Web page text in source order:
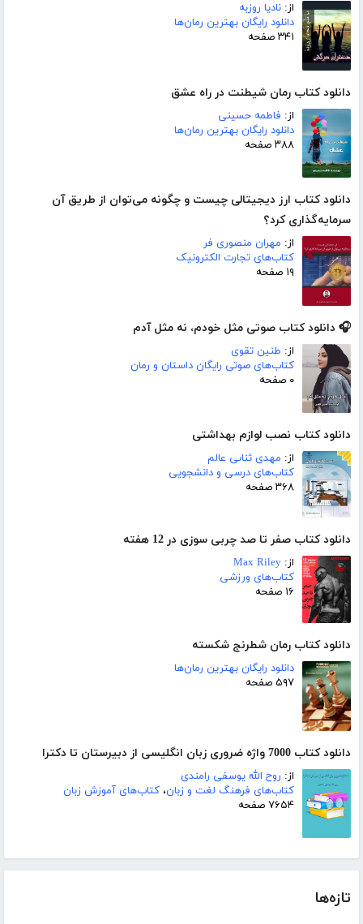
از: نادیا روزبه
دانلود رایگان بهترین رمان‌ها
۳۴۱ صفحه
دانلود کتاب رمان شیطنت در راه عشق
از: فاطمه حسینی
دانلود رایگان بهترین رمان‌ها
۳۸۸ صفحه
دانلود کتاب ارز دیجیتالی چیست و چگونه می‌توان از طریق آن
سرمایه‌گذاری کرد؟
از: مهران منصوری فر
کتاب‌های تجارت الکترونیک
۱۹ صفحه
🎧 دانلود کتاب صوتی مثل خودم، نه مثل آدم
از: طنین تقوی
کتاب‌های صوتی رایگان داستان و رمان
۰ صفحه
دانلود کتاب نصب لوازم بهداشتی
از: مهدى ثناىى عالم
کتاب‌های درسی و دانشجویی
۳۶۸ صفحه
دانلود کتاب صفر تا صد چربی سوزی در 12 هفته
از: Max Riley
کتاب‌های ورزشی
۱۶ صفحه
دانلود کتاب رمان شطرنج شکسته
دانلود رایگان بهترین رمان‌ها
۵۹۷ صفحه
دانلود کتاب 7000 واژه ضروری زبان انگلیسی از دبیرستان تا دکترا
از: روح الله یوسفی رامندی
کتاب‌های فرهنگ لغت و زبان، کتاب‌های آموزش زبان
۷۶۵۴ صفحه
تازه‌ها